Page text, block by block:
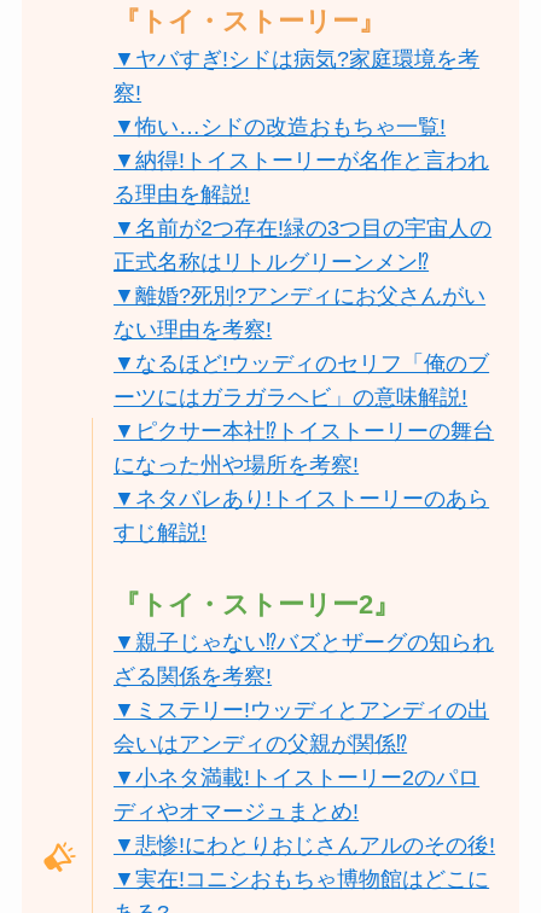
『トイ・ストーリー』
▼ヤバすぎ!シドは病気?家庭環境を考
察!
▼怖い…シドの改造おもちゃ一覧!
▼納得!トイストーリーが名作と言われ
る理由を解説!
▼名前が2つ存在!緑の3つ目の宇宙人の
正式名称はリトルグリーンメン⁉︎
▼離婚?死別?アンディにお父さんがい
ない理由を考察!
▼なるほど!ウッディのセリフ「俺のブ
ーツにはガラガラヘビ」の意味解説!
▼ピクサー本社⁉︎トイストーリーの舞台
になった州や場所を考察!
▼ネタバレあり!トイストーリーのあら
すじ解説!
『トイ・ストーリー2』
▼親子じゃない⁉︎バズとザーグの知られ
ざる関係を考察!
▼ミステリー!ウッディとアンディの出
会いはアンディの父親が関係⁉︎
▼小ネタ満載!トイストーリー2のパロ
ディやオマージュまとめ!
▼悲惨!にわとりおじさんアルのその後!
▼実在!コニシおもちゃ博物館はどこに